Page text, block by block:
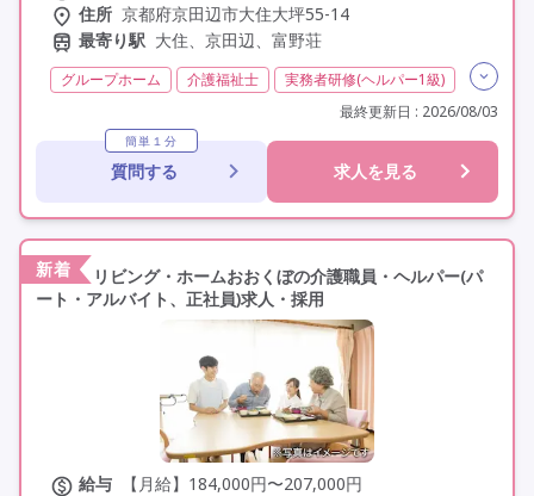
住所 京都府京田辺市大住大坪55-14
最寄り駅 大住、京田辺、富野荘
グループホーム 介護福祉士
実務者研修(ヘルパー1級)
残業月20時間以内
残業ほぼなし
常勤 非常勤
社会保険完備
交通費支給
学歴不問
車通勤可
最終更新日 : 2026/08/03
簡単１分
質問する 求人を見る
新着
リビング・ホームおおくぼの介護職員・ヘルパー(パ
ート・アルバイト、正社員)求人・採用
給与 【月給】184,000円〜207,000円